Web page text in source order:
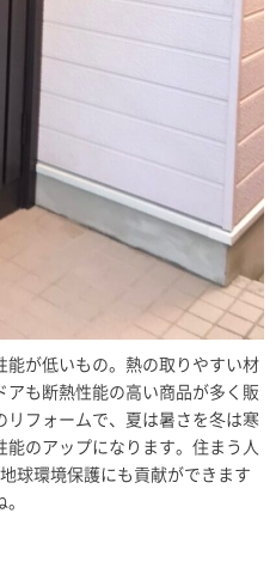
能が低いもの。熱の取りやすい材
も断熱性能の高い商品が多く販
フォームで、夏は暑さを冬は寒
のアップになります。住まう人
球環境保護にも貢献ができます
。